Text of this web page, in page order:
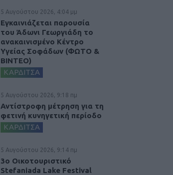
5 Αυγούστου 2026, 4:04 μμ
Εγκαινιάζεται παρουσία
του Άδωνι Γεωργιάδη το
ανακαινισμένο Κέντρο
Υγείας Σοφάδων (ΦΩΤΟ &
ΒΙΝΤΕΟ)
ΚΑΡΔΙΤΣΑ
5 Αυγούστου 2026, 9:18 πμ
Αντίστροφη μέτρηση για τη
φετινή κυνηγετική περίοδο
ΚΑΡΔΙΤΣΑ
5 Αυγούστου 2026, 9:14 πμ
3ο Οικοτουριστικό
Stefaniada Lake Festival